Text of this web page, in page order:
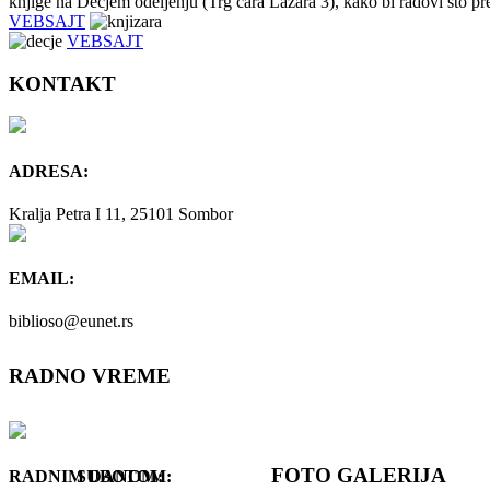
VEBSAJT
VEBSAJT
KONTAKT
ADRESA:
Kralja Petra I 11, 25101 Sombor
EMAIL:
biblioso@eunet.rs
RADNO VREME
RADNIM DANOM:
SUBOTOM: FOTO GALERIJA